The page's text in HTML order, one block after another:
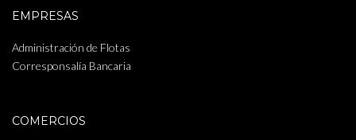
EMPRESAS
Administración de Flotas
Corresponsalía Bancaria
COMERCIOS